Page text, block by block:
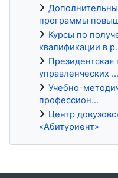
программы
Курсы по
квалификации в
Президентская
управленческих ...
Учебно-
профессион...
Центр
«Абитуриент»
Блоки